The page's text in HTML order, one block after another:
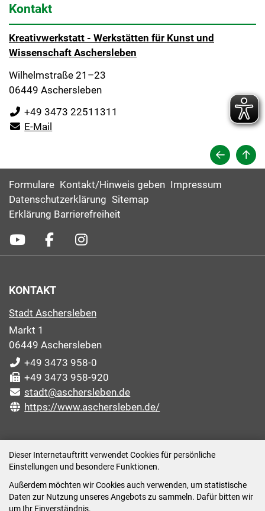
Dieser Internetauftritt verwendet Cookies für persönliche
Einstellungen und besondere Funktionen.
Außerdem möchten wir Cookies auch verwenden, um statistische
Daten zur Nutzung unseres Angebots zu sammeln. Dafür bitten wir
um Ihr Einverständnis.
Kontakt
Kreativwerkstatt - Werkstätten für Kunst und
Wissenschaft Aschersleben
Wilhelmstraße 21–23
06449 Aschersleben
+49 3473 22511311
E-Mail
Formulare Kontakt/Hinweis geben Impressum
Datenschutzerklärung Sitemap
Erklärung Barrierefreiheit
KONTAKT
Stadt Aschersleben
Markt 1
06449 Aschersleben
+49 3473 958-0
+49 3473 958-920
stadt@aschersleben.de
https://www.aschersleben.de/
Montag: 09:00-12:00 /14:00-15:00 Uhr
Dienstag: 09:00-12:00 /14:00-16:00 Uhr
Mittwoch: 09:00 - 12:00 Uhr (nach vorheriger